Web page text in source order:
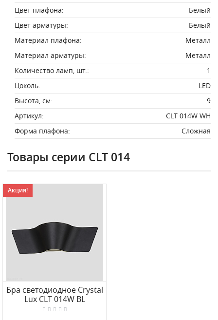
Цвет плафона:
Белый
Цвет арматуры:
Белый
Материал плафона:
Металл
Материал арматуры:
Металл
Количество ламп, шт.:
1
Цоколь:
LED
Высота, см:
9
Артикул:
CLT 014W WH
Форма плафона:
Сложная
Товары серии CLT 014
Акция!
Бра светодиодное Crystal
Lux CLT 014W BL